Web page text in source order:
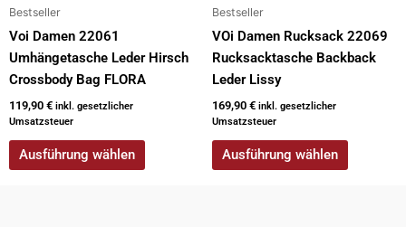
Bestseller
Voi Damen 22061
Umhängetasche Leder Hirsch
Crossbody Bag FLORA
119,90 € inkl. gesetzlicher
Umsatzsteuer
Ausführung wählen
gewählt
werden
Bestseller
VOi Damen Rucksack 22069
Rucksacktasche Backback
Leder Lissy
169,90 € inkl. gesetzlicher
Umsatzsteuer
Ausführung wählen
gewählt
werden